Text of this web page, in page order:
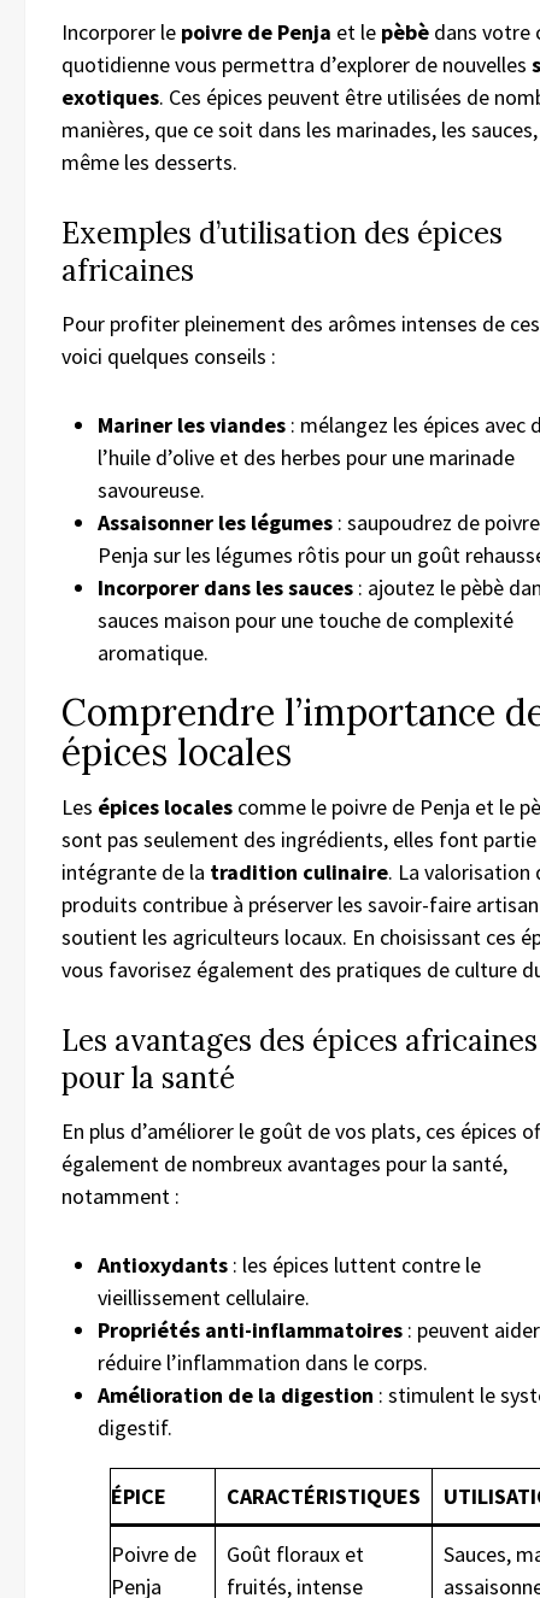
Incorporer le poivre de Penja et le pèbè dans votre
quotidienne vous permettra d’explorer de nouvelles
exotiques. Ces épices peuvent être utilisées de
manières, que ce soit dans les marinades, les
même les desserts.
Exemples d’utilisation des épices
africaines
Pour profiter pleinement des arômes intenses de
voici quelques conseils :
Mariner les viandes : mélangez les épices avec
l’huile d’olive et des herbes pour une marinade
savoureuse.
Assaisonner les légumes : saupoudrez de
Penja sur les légumes rôtis pour un goût
Incorporer dans les sauces : ajoutez le pèbè
sauces maison pour une touche de complexité
aromatique.
Comprendre l’importance
épices locales
Les épices locales comme le poivre de Penja et le
sont pas seulement des ingrédients, elles font partie
intégrante de la tradition culinaire. La valorisation
produits contribue à préserver les savoir-faire
soutient les agriculteurs locaux. En choisissant ces
vous favorisez également des pratiques de culture
Les avantages des épices africaines
pour la santé
En plus d’améliorer le goût de vos plats, ces épices
également de nombreux avantages pour la santé,
notamment :
Antioxydants : les épices luttent contre le
vieillissement cellulaire.
Propriétés anti-inflammatoires : peuvent
réduire l’inflammation dans le corps.
Amélioration de la digestion : stimulent le
digestif.
ÉPICE CARACTÉRISTIQUES
Poivre de
Penja
Goût floraux et
fruités, intense
Sauces,